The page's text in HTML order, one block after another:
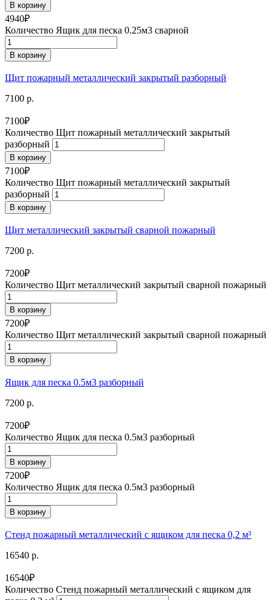
В корзину
4940₽
Количество Ящик для песка 0.25м3 сварной
В корзину
Щит пожарный металлический закрытый разборный
7100 р.
7100₽
Количество Щит пожарный металлический закрытый
разборный
В корзину
7100₽
Количество Щит пожарный металлический закрытый
разборный
В корзину
Щит металлический закрытый сварной пожарный
7200 р.
7200₽
Количество Щит металлический закрытый сварной пожарный
В корзину
7200₽
Количество Щит металлический закрытый сварной пожарный
В корзину
Ящик для песка 0.5м3 разборный
7200 р.
7200₽
Количество Ящик для песка 0.5м3 разборный
В корзину
7200₽
Количество Ящик для песка 0.5м3 разборный
В корзину
Стенд пожарный металлический с ящиком для песка 0,2 м³
16540 р.
16540₽
Количество Стенд пожарный металлический с ящиком для